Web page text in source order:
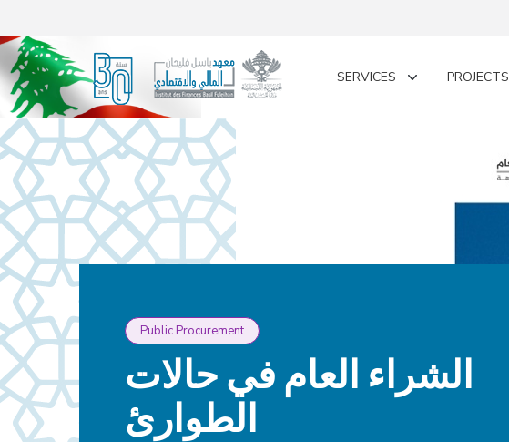
SERVICES
Toggle
PROJECTS
Public Procurement
الشراء العام في حالات
الطوارئ